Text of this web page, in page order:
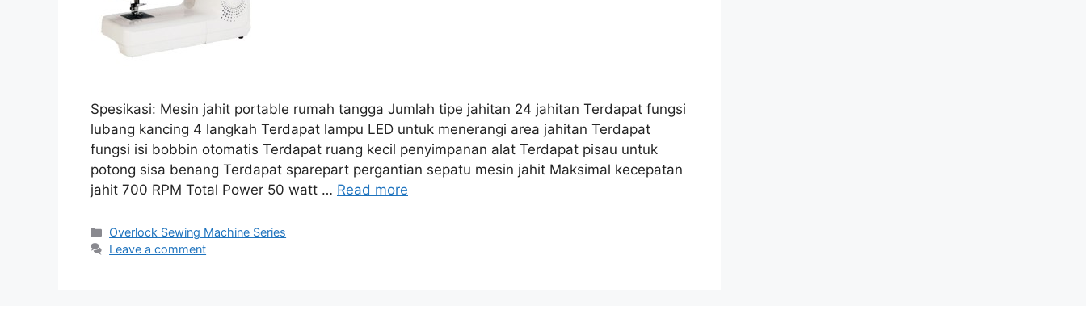
Spesikasi: Mesin jahit portable rumah tangga Jumlah tipe jahitan 24 jahitan Terdapat fungsi
lubang kancing 4 langkah Terdapat lampu LED untuk menerangi area jahitan Terdapat
fungsi isi bobbin otomatis Terdapat ruang kecil penyimpanan alat Terdapat pisau untuk
potong sisa benang Terdapat sparepart pergantian sepatu mesin jahit Maksimal kecepatan
jahit 700 RPM Total Power 50 watt … Read more
Categories
Overlock Sewing Machine Series
Leave a comment